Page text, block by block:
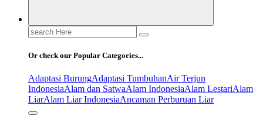
Search
for:
Or check our Popular Categories...
Adaptasi BurungAdaptasi TumbuhanAir Terjun
IndonesiaAlam dan SatwaAlam IndonesiaAlam LestariAlam
LiarAlam Liar IndonesiaAncaman Perburuan Liar